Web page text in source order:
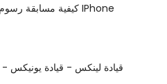
كيفية مسابقة رسوم تجوال بيانات IPhone
Hosts.deny - قيادة لينكس - قيادة يونيكس